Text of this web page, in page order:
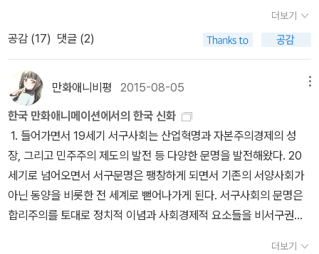
고, 과거 기록을 봐도 화산활동이 일어난 것으로 나온다. 제주도나 울
릉도 역시 화산에 의해 만들어진 섬이다. 생각해보면 우리나라가 해
으로 여긴다. 해양 대륙 지각부에서 환태평양 지진대 쪽이 심상치 않
은 현상이 발견된다. 지진현상은 지각의 변동에 의해 지각끼리 충돌
하거나 또는 지각이 단절되면서 일어난다. 또한 지하 마그마의 움직
임에 따른 화산활동에 따라 발생된다. 백두산 천지호의 칼데라를 본
다면 엄청난 규모의 화산이 있었다는 것을 알 수 있다. 화산활동이 일
어나면 지진이 일어나고, 지진에 따라 구조물이 붕괴되면 댐이나 제
방이 붕괴되어 홍수까지 일어난다. 또한 지진이 해상부와 연접하면
해일도 일어난다. 백두산은 화산활동이 완전히 멈추지 않은 위험한
백두산은 중국으로 경유하여 관광지로 갈 수 있다. 북한과 중국의 경
들은 개국과정, 임진왜란, 병자호란 또는 의병들 이야기가 나온다. 전
쟁을 넘어 전투나 혹은 격전 등을 일제강점기시대 항일투쟁 열사들의
이야기가 많다. 그런데 이번 추석에 개봉한 <안시성>을 조금 다른 성
격이다. 시나리오가 나오기 전에 나는 이미 안시성 전투를 알고 있
고, 양만춘이란 인물을 알고 있었다. 대부분 사람들은 그가 낯선 인물
일 것이다. 안시성 전투는 불가능한 일을 가능한 일로 바꾼 일이다. 하
지만 그것만이 끝이 아니다. 역대 한국 역사영화에서 자국 내 개국, 내
전, 쿠데타, 반정, 암살 등이 등장하는 내분을 제외하여 타 국가와 적
대관계가 놓인 정도는 역시 중국과 일본이다. 특히나 일본은 임진왜
란을 시작하여 항일운동을 생각하면 상당히 많다. 중국과 전쟁하는
영화는 그렇게 많지 않다. 고대 중국과 전쟁하면서 우리가 제대로 이
긴 전쟁은 고려시대부터 없었기 때문이다. 원나라 몽골족의 지배에서
더보기
공감 (17) 댓글 (2)
만화애니비평 2015-08-05
한국 만화애니메이션에서의 한국 신화
1. 들어가면서 19세기 서구사회는 산업혁명과 자본주의경제의 성
장, 그리고 민주주의 제도의 발전 등 다양한 문명을 발전해왔다. 20
세기로 넘어오면서 서구문명은 팽창하게 되면서 기존의 서양사회가
아닌 동양을 비롯한 전 세계로 뻗어나가게 된다. 서구사회의 문명은
합리주의를 토대로 정치적 이념과 사회경제적 요소들을 비서구권에
더보기